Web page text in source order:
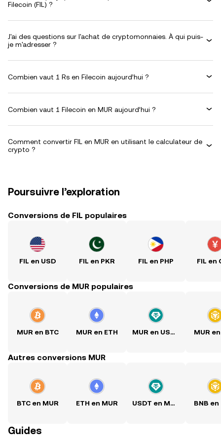
Filecoin (FIL) ?
J'ai des questions sur l'achat de cryptomonnaies. À qui puis-
je m'adresser ?
Combien vaut 1 Rs en Filecoin aujourd’hui ?
Combien vaut 1 Filecoin en MUR aujourd’hui ?
Comment convertir FIL en MUR en utilisant le calculateur de
crypto ?
Poursuivre l’exploration
Conversions de FIL populaires
FIL en USD FIL en PKR FIL en PHP FIL en
Conversions de MUR populaires
MUR en BTC MUR en ETH MUR en USDT MUR
Autres conversions MUR
BTC en MUR ETH en MUR USDT en MUR BNB en
Guides